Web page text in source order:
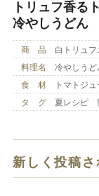
トリュフ香る
冷やしうどん
商 品
白トリュ
料理名
冷やしうど
食 材
トマトジ
タ グ
夏レシピ
新しく投稿